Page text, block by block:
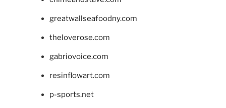
greatwallseafoodny.com
theloverose.com
gabriovoice.com
resinflowart.com
p-sports.net